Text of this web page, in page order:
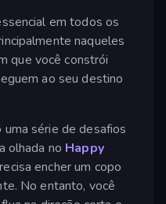
em todos os
naqueles
que você constrói
ao seu destino
série de desafios
olhada no Happy
encher um copo
No entanto, você